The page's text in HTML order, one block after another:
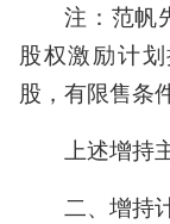
注：范帆
股权激励计
股，有限售条
上述增持
二、增持